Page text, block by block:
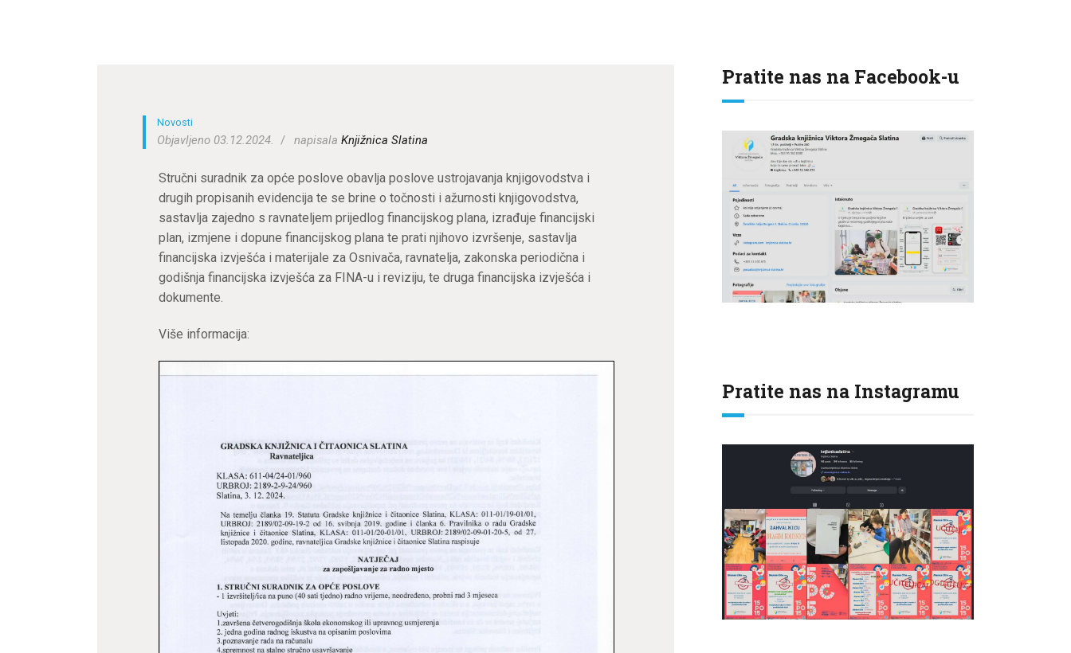
DOKUMENTI
KONTAKT
Novosti
Objavljeno 03.12.2024. napisalaKnjižnica Slatina
Stručni suradnik za opće poslove obavlja poslove ustrojavanja knjigovodstva i
drugih propisanih evidencija te se brine o točnosti i ažurnosti knjigovodstva,
sastavlja zajedno s ravnateljem prijedlog financijskog plana, izrađuje financijski
plan, izmjene i dopune financijskog plana te prati njihovo izvršenje, sastavlja
financijska izvješća i materijale za Osnivača, ravnatelja, zakonska periodična i
godišnja financijska izvješća za FINA-u i reviziju, te druga financijska izvješća i
dokumente.
Više informacija:
Pratite nas na Facebook-u
Pratite nas na Instagramu